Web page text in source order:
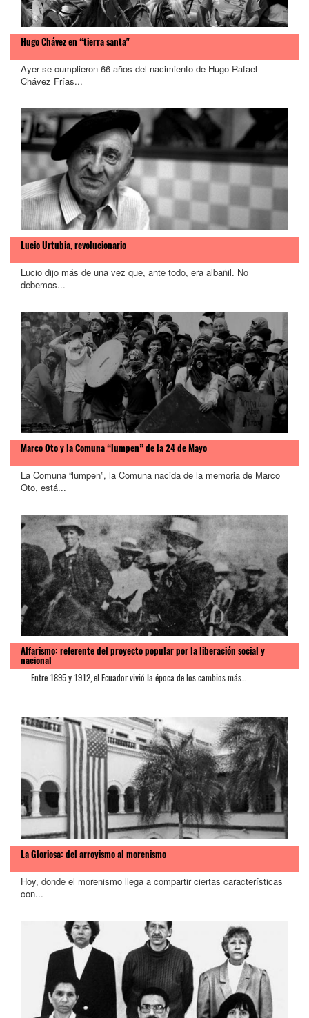
Hugo Chávez en “tierra santa"
Ayer se cumplieron 66 años del nacimiento de Hugo Rafael
Chávez Frías...
Lucio Urtubia, revolucionario
Lucio dijo más de una vez que, ante todo, era albañil. No
debemos...
Marco Oto y la Comuna “lumpen” de la 24 de Mayo
La Comuna “lumpen”, la Comuna nacida de la memoria de Marco
Oto, está...
Alfarismo: referente del proyecto popular por la liberación social y
nacional
Entre 1895 y 1912, el Ecuador vivió la época de los cambios más...
La Gloriosa: del arroyismo al morenismo
Hoy, donde el morenismo llega a compartir ciertas características
con...